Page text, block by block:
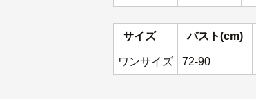
サイズ バスト(cm)
ワンサイズ 72-90